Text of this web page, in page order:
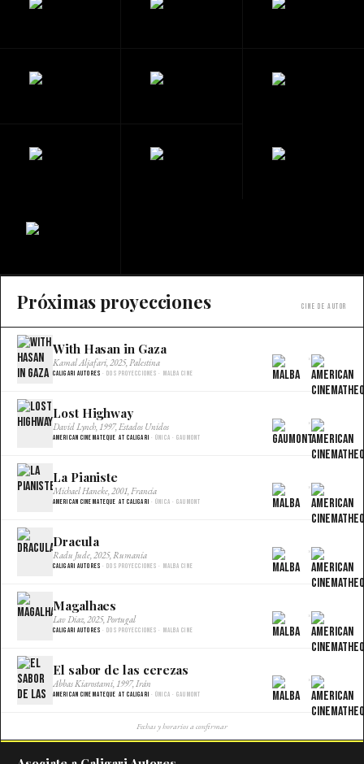
Próximas proyecciones Cine de autor
With Hasan in Gaza
Kamal Aljafari, 2025, Palestina
Caligari Autores · Dos proyecciones · Malba Cine
×
Lost Highway
David Lynch, 1997, Estados Unidos
American Cinemateque at Caligari · Única · Gaumont
×
La Pianiste
Michael Haneke, 2001, Francia
American Cinemateque at Caligari · Única · Gaumont
×
Dracula
Radu Jude, 2025, Rumania
Caligari Autores · Dos proyecciones · Malba Cine
×
Magalhaes
Lav Diaz, 2025, Portugal
Caligari Autores · Dos proyecciones · Malba Cine
×
El sabor de las cerezas
Abbas Kiarostami, 1997, Irán
American Cinemateque at Caligari · Única · Gaumont
×
Fechas y horarios a confirmar